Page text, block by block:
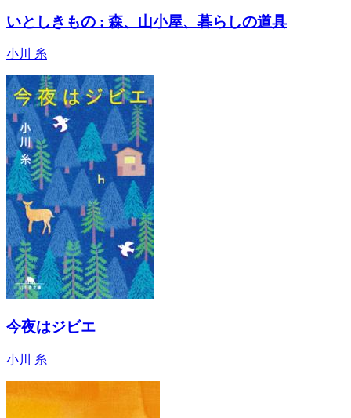
いとしきもの : 森、山小屋、暮らしの道具
小川 糸
今夜はジビエ
小川 糸